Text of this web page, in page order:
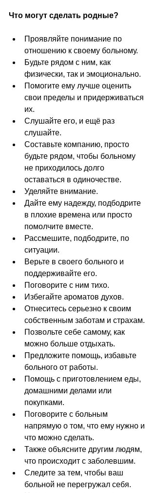
Что могут сделать родные?
Проявляйте понимание по
отношению к своему больному.
Будьте рядом с ним, как
физически, так и эмоционально.
Помогите ему лучше оценить
свои пределы и придерживаться
их.
Слушайте его, и ещё раз
слушайте.
Составьте компанию, просто
будьте рядом, чтобы больному
не приходилось долго
оставаться в одиночестве.
Уделяйте внимание.
Дайте ему надежду, подбодрите
в плохие времена или просто
помолчите вместе.
Рассмешите, подбодрите, по
ситуации.
Верьте в своего больного и
поддерживайте его.
Поговорите с ним тихо.
Избегайте ароматов духов.
Отнеситесь серьезно к своим
собственным заботам и страхам.
Позвольте себе самому, как
можно больше отдыхать.
Предложите помощь, избавьте
больного от работы.
Помощь с приготовлением еды,
домашними делами или
покупками.
Поговорите с больным
напрямую о том, что ему нужно и
что можно сделать.
Также объясните другим людям,
что происходит с заболевшим.
Следите за тем, чтобы ваш
больной не перегружал себя.